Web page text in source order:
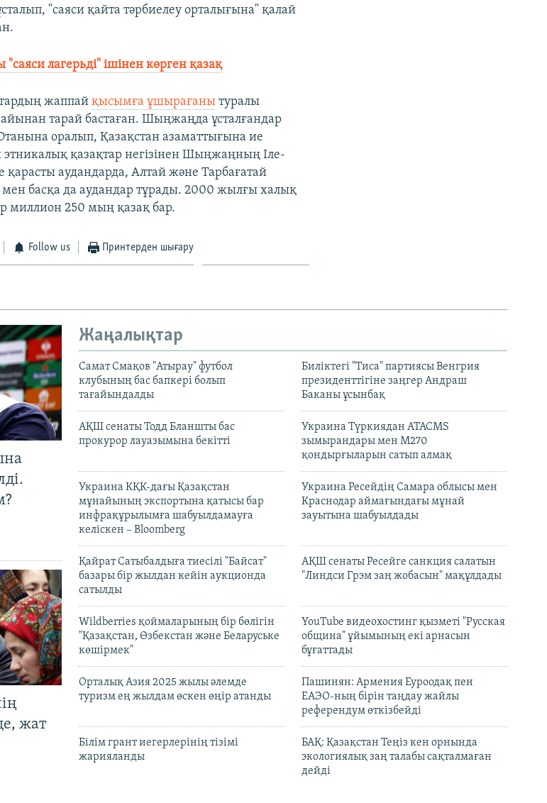
"саяси қайта тәрбиелеу орталығына" қалай
лагерьді" ішінен көрген қазақ
жаппайқысымға ұшырағаны туралы
айынан тарай бастаған. Шыңжаңда ұсталғандар
оралып, Қазақстан азаматтығына ие
этникалық қазақтар негізінен Шыңжаңның Іле-
қарасты аудандарда, Алтай және Тарбағатай
мен басқа да аудандар тұрады. 2000 жылғы халық
миллион 250 мың қазақ бар.
Follow us Принтерден шығару
жат
Жаңалықтар
Самат Смақов "Атырау" футбол
клубының бас бапкері болып
тағайындалды
Биліктегі "Тиса" партиясы Венгрия
президенттігіне заңгер Андраш
Баканы ұсынбақ
АҚШ сенаты Тодд Бланшты бас
прокурор лауазымына бекітті
Украина Түркиядан ATACMS
зымырандары мен M270
қондырғыларын сатып алмақ
Украина КҚК-дағы Қазақстан
мұнайының экспортына қатысы бар
инфрақұрылымға шабуылдамауға
келіскен – Bloomberg
Украина Ресейдің Самара облысы мен
Краснодар аймағындағы мұнай
зауытына шабуылдады
Қайрат Сатыбалдыға тиесілі "Байсат"
базары бір жылдан кейін аукционда
сатылды
АҚШ сенаты Ресейге санкция салатын
"Линдси Грэм заң жобасын" мақұлдады
Wildberries қоймаларының бір бөлігін
"Қазақстан, Өзбекстан және Беларуське
көшірмек"
YouTube видеохостинг қызметі "Русская
община" ұйымының екі арнасын
бұғаттады
Орталық Азия 2025 жылы әлемде
туризм ең жылдам өскен өңір атанды
Пашинян: Армения Еуроодақ пен
ЕАЭО-ның бірін таңдау жайлы
референдум өткізбейді
Білім грант иегерлерінің тізімі
жарияланды
БАҚ: Қазақстан Теңіз кен орнында
экологиялық заң талабы сақталмаған
дейді